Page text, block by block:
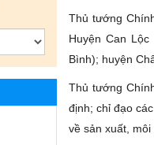
Thủ tướng
Huyện Can
Bình); huyện
Thủ tướng
định; chỉ đạo
về sản xuất,